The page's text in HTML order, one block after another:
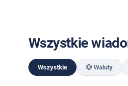
Wszystkie
Wszystkie 💱 Waluty